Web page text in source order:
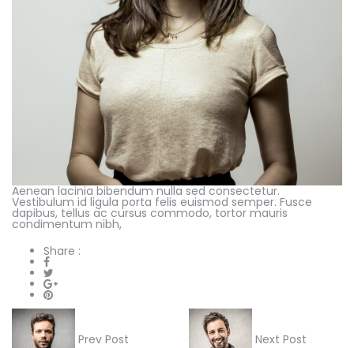
Aenean lacinia bibendum nulla sed consectetur.
Vestibulum id ligula porta felis euismod semper. Fusce
dapibus, tellus ac cursus commodo, tortor mauris
condimentum nibh,
Share :
Prev Post Next Post